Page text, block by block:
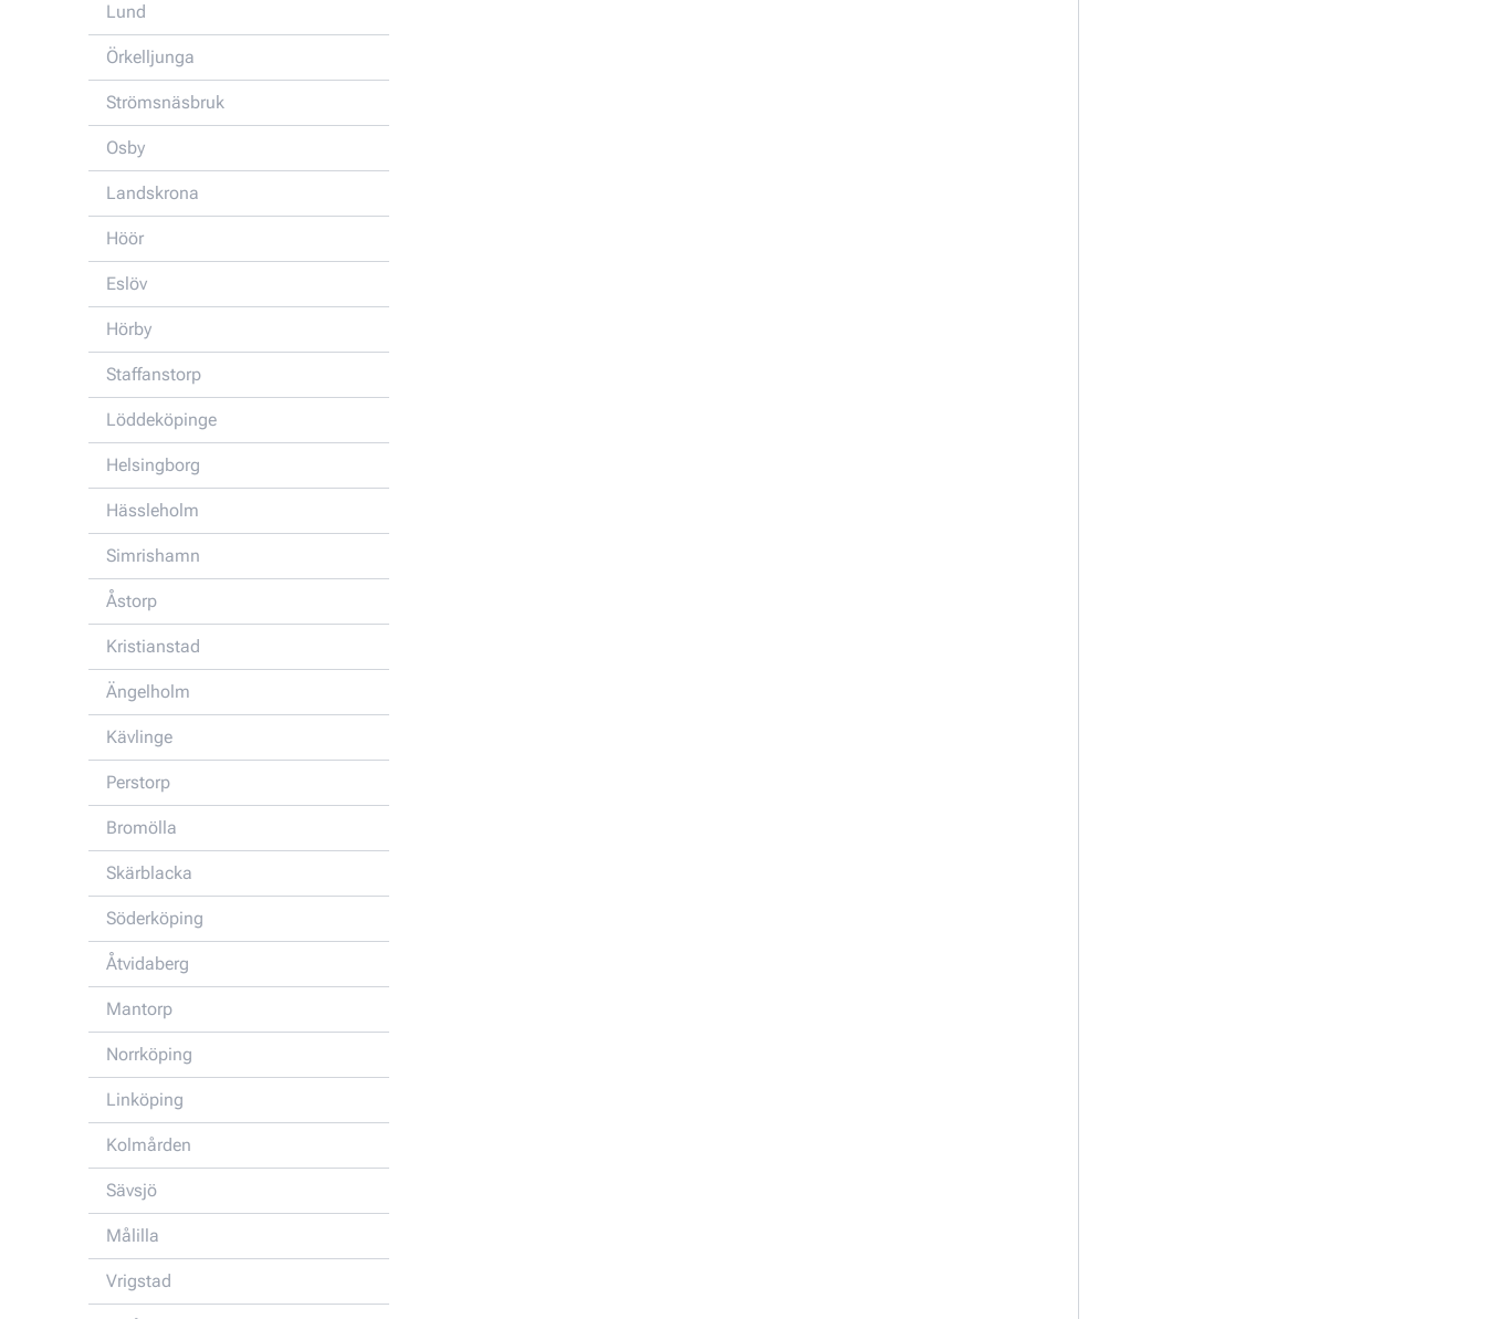
Lund
Örkelljunga
Strömsnäsbruk
Osby
Landskrona
Höör
Eslöv
Hörby
Staffanstorp
Löddeköpinge
Helsingborg
Hässleholm
Simrishamn
Åstorp
Kristianstad
Ängelholm
Kävlinge
Perstorp
Bromölla
Skärblacka
Söderköping
Åtvidaberg
Mantorp
Norrköping
Linköping
Kolmården
Sävsjö
Målilla
Vrigstad